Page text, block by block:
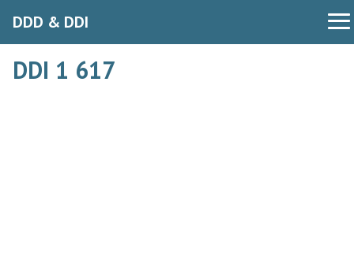
DDD & DDI
DDI 1 617